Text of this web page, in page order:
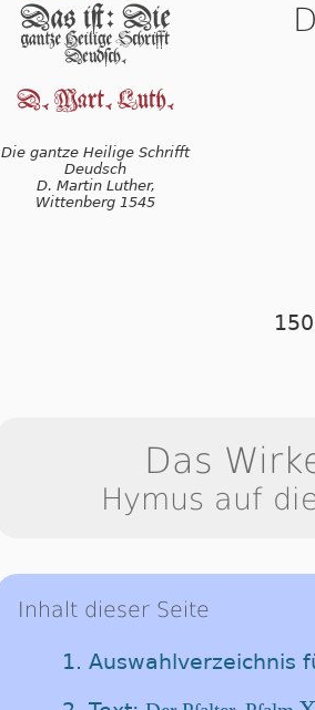
Die gantze Heilige Schrifft
Deudsch
D. Martin Luther,
Wittenberg 1545
Das
Hymus auf
Inhalt dieser Seite
1. Auswahlverzeichnis